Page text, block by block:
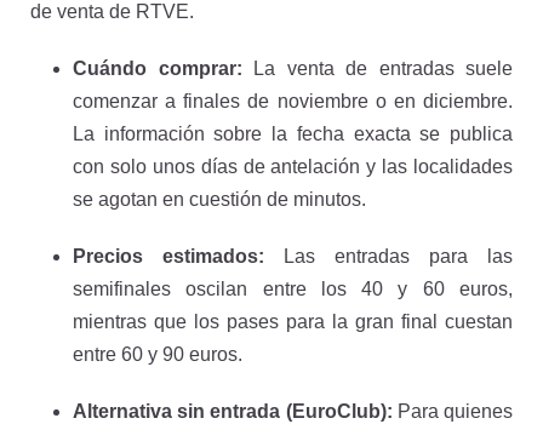
de venta de RTVE.
Cuándo comprar: La venta de entradas suele
comenzar a finales de noviembre o en diciembre.
La información sobre la fecha exacta se publica
con solo unos días de antelación y las localidades
se agotan en cuestión de minutos.
Precios estimados: Las entradas para las
semifinales oscilan entre los 40 y 60 euros,
mientras que los pases para la gran final cuestan
entre 60 y 90 euros.
Alternativa sin entrada (EuroClub): Para quienes